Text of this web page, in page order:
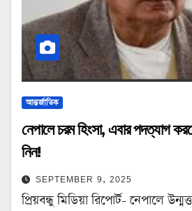
আন্তর্জাতিক
নেপালে চরম হিংসা, এবার পদত্যাগ
নিন!
SEPTEMBER 9, 2025
প্রিয়বন্ধু মিডিয়া রিপোর্ট- নেপালে